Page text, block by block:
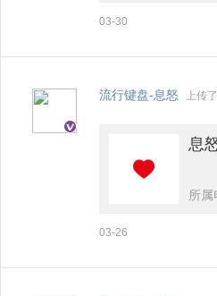
03-30
流行键盘-息怒 上传
息
所属
03-26